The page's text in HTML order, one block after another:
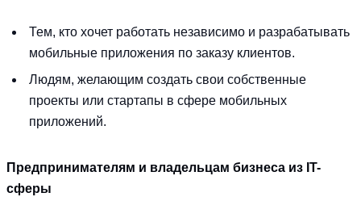
Тем, кто хочет работать независимо и разрабатывать
мобильные приложения по заказу клиентов.
Людям, желающим создать свои собственные
проекты или стартапы в сфере мобильных
приложений.
Предпринимателям и владельцам бизнеса из IT-
сферы